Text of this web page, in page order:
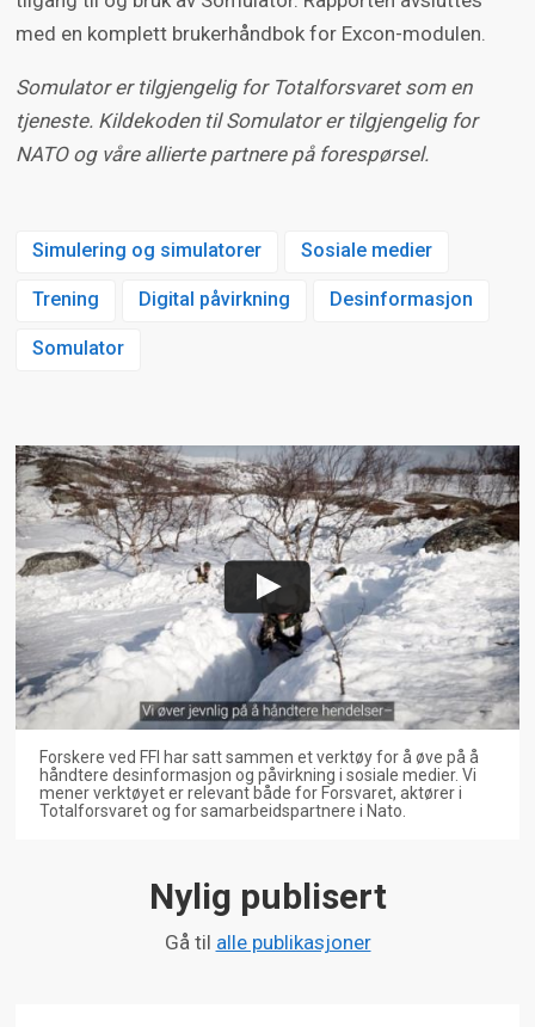
med en komplett brukerhåndbok for Excon-modulen.
Somulator er tilgjengelig for Totalforsvaret som en
tjeneste. Kildekoden til Somulator er tilgjengelig for
NATO og våre allierte partnere på forespørsel.
Simulering og simulatorer Sosiale medier
Trening Digital påvirkning Desinformasjon
Somulator
Forskere ved FFI har satt sammen et verktøy for å øve på å
håndtere desinformasjon og påvirkning i sosiale medier. Vi
mener verktøyet er relevant både for Forsvaret, aktører i
Totalforsvaret og for samarbeidspartnere i Nato.
Nylig publisert
Gå til alle publikasjoner